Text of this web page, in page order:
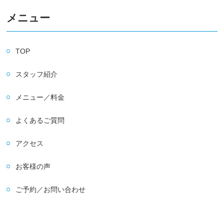
メニュー
TOP
スタッフ紹介
メニュー／料金
よくあるご質問
アクセス
お客様の声
ご予約／お問い合わせ